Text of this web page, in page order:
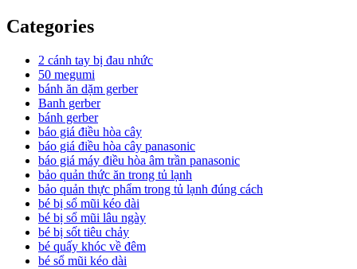
Categories
2 cánh tay bị đau nhức
50 megumi
bánh ăn dặm gerber
Banh gerber
bánh gerber
báo giá điều hòa cây
báo giá điều hòa cây panasonic
báo giá máy điều hòa âm trần panasonic
bảo quản thức ăn trong tủ lạnh
bảo quản thực phẩm trong tủ lạnh đúng cách
bé bị sổ mũi kéo dài
bé bị sổ mũi lâu ngày
bé bị sốt tiêu chảy
bé quấy khóc về đêm
bé sổ mũi kéo dài